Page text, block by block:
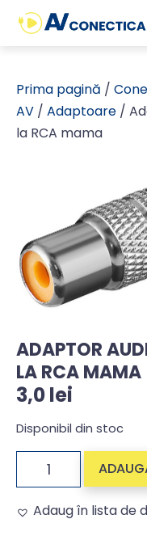
Prima pagină /
AV / Adaptoare /
la RCA mama
ADAPTOR
LA RCA MAMA
3,0lei
Disponibil din stoc
Adaug în lista de